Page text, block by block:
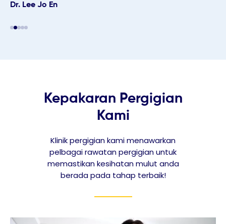
Dr. Lee Jo En
Kepakaran Pergigian
Kami
Klinik pergigian kami menawarkan
pelbagai rawatan pergigian untuk
memastikan kesihatan mulut anda
berada pada tahap terbaik!